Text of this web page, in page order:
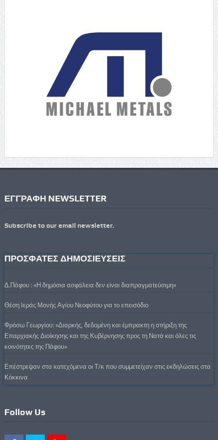
ΕΓΓΡΑΦΗ NEWSLETTER
Subscribe to our email newsletter.
ΠΡΟΣΦΑΤΕΣ ΔΗΜΟΣΙΕΥΣΕΙΣ
Δ.Πάφου : «Η δημόσια ασφάλεια δεν είναι διαπραγματεύσιμη»
Θέση Ιεράς Μονής Αγίου Νεοφύτου για το επεισόδιο
Φρόσω Γεωργίου: «Διαρκής, δεδομένη και έμπρακτη η στήριξη της
Επαρχιακής Διοίκησης και της Κυβέρνησης προς τη Νατά και όλες τις
κοινότητες της Πάφου»
Επέστρεψαν στα κατεχόμενα οι Τ/κ που συμμετείχαν στις εκδηλώσεις στα
Κόκκινα
Follow Us